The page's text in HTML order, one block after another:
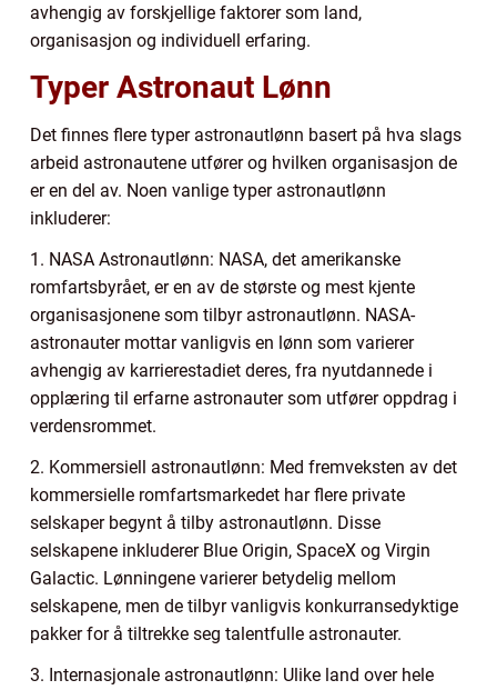
avhengig av forskjellige faktorer som land,
organisasjon og individuell erfaring.
Typer Astronaut Lønn
Det finnes flere typer astronautlønn basert på hva slags
arbeid astronautene utfører og hvilken organisasjon de
er en del av. Noen vanlige typer astronautlønn
inkluderer:
1. NASA Astronautlønn: NASA, det amerikanske
romfartsbyrået, er en av de største og mest kjente
organisasjonene som tilbyr astronautlønn. NASA-
astronauter mottar vanligvis en lønn som varierer
avhengig av karrierestadiet deres, fra nyutdannede i
opplæring til erfarne astronauter som utfører oppdrag i
verdensrommet.
2. Kommersiell astronautlønn: Med fremveksten av det
kommersielle romfartsmarkedet har flere private
selskaper begynt å tilby astronautlønn. Disse
selskapene inkluderer Blue Origin, SpaceX og Virgin
Galactic. Lønningene varierer betydelig mellom
selskapene, men de tilbyr vanligvis konkurransedyktige
pakker for å tiltrekke seg talentfulle astronauter.
3. Internasjonale astronautlønn: Ulike land over hele